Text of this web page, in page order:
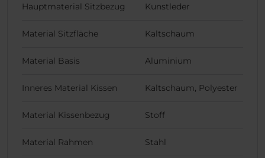
Hauptmaterial Sitzbezug Kunstleder
Material Sitzfläche Kaltschaum
Material Basis Aluminium
Inneres Material Kissen Kaltschaum, Polyester
Material Kissenbezug Stoff
Material Rahmen Stahl